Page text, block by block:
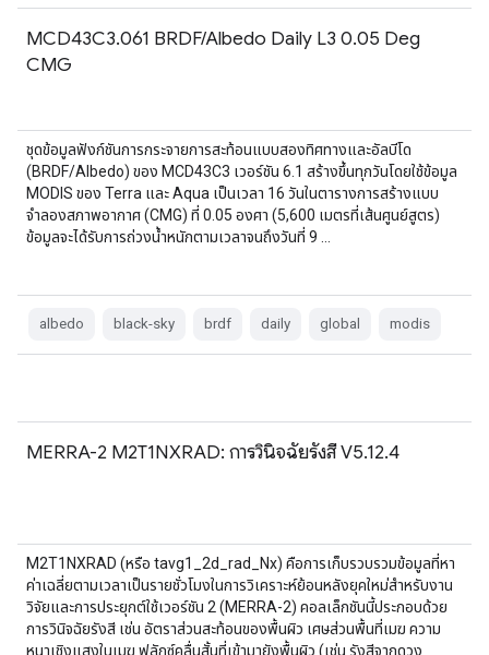
MCD43C3.061 BRDF/Albedo Daily L3 0.05 Deg
CMG
ชุดข้อมูลฟังก์ชันการกระจายการสะท้อนแบบสองทิศทางและอัลบีโด
(BRDF/Albedo) ของ MCD43C3 เวอร์ชัน 6.1 สร้างขึ้นทุกวันโดยใช้ข้อมูล
MODIS ของ Terra และ Aqua เป็นเวลา 16 วันในตารางการสร้างแบบ
จำลองสภาพอากาศ (CMG) ที่ 0.05 องศา (5,600 เมตรที่เส้นศูนย์สูตร)
ข้อมูลจะได้รับการถ่วงน้ำหนักตามเวลาจนถึงวันที่ 9 …
albedo black-sky brdf daily global modis
MERRA-2 M2T1NXRAD: การวินิจฉัยรังสี V5.12.4
M2T1NXRAD (หรือ tavg1_2d_rad_Nx) คือการเก็บรวบรวมข้อมูลที่หา
ค่าเฉลี่ยตามเวลาเป็นรายชั่วโมงในการวิเคราะห์ย้อนหลังยุคใหม่สำหรับงาน
วิจัยและการประยุกต์ใช้เวอร์ชัน 2 (MERRA-2) คอลเล็กชันนี้ประกอบด้วย
การวินิจฉัยรังสี เช่น อัตราส่วนสะท้อนของพื้นผิว เศษส่วนพื้นที่เมฆ ความ
หนาเชิงแสงในเมฆ ฟลักซ์คลื่นสั้นที่เข้ามายังพื้นผิว (เช่น รังสีจากดวง